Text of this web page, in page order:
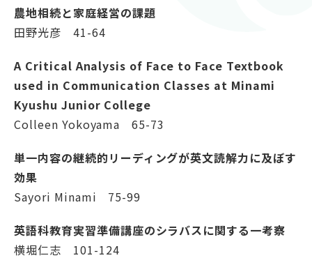
農地相続と家庭経営の課題
田野光彦 41-64
A Critical Analysis of Face to Face Textbook
used in Communication Classes at Minami
Kyushu Junior College
Colleen Yokoyama 65-73
単一内容の継続的リーディングが英文読解力に及ぼす
効果
Sayori Minami 75-99
英語科教育実習準備講座のシラバスに関する一考察
横堀仁志 101-124